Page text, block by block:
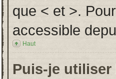
que < et >.
accessible
Haut
Puis-je utiliser